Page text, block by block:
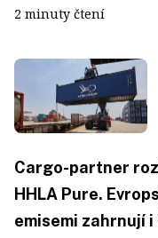
2 minuty čtení
Cargo-partner
HHLA Pure.
emisemi zahrnují i